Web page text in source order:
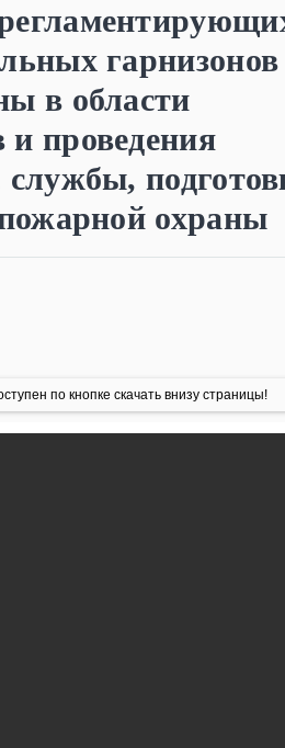
в области
проведения
службы,
охраны
по кнопке скачать внизу страницы!